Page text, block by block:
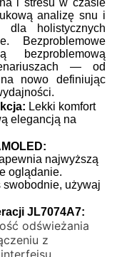
analizę snu i
dla holistycznych
Bezproblemowe
bezproblemową
— od
nowo definiując
Lekki komfort
elegancją na
najwyższą
oglądanie.
swobodnie, używaj
JL7074A7:
odświeżania
z